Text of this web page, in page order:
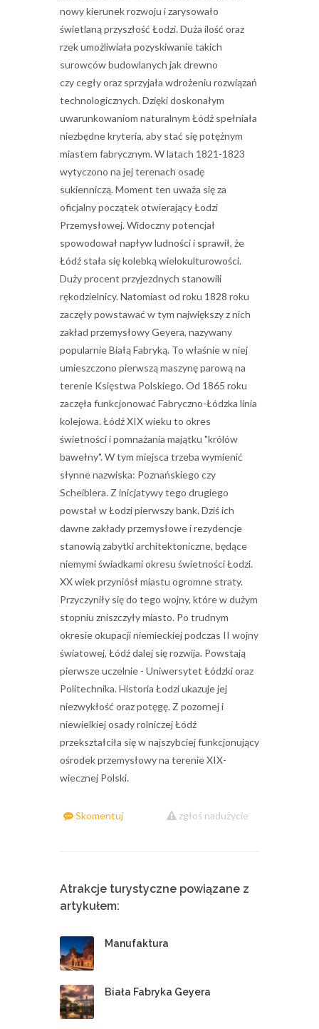
nowy kierunek rozwoju i zarysowało
świetlaną przyszłość Łodzi. Duża ilość oraz
rzek umożliwiała pozyskiwanie takich
surowców budowlanych jak drewno
czy cegły oraz sprzyjała wdrożeniu rozwiązań
technologicznych. Dzięki doskonałym
uwarunkowaniom naturalnym Łódź spełniała
niezbędne kryteria, aby stać się potężnym
miastem fabrycznym. W latach 1821-1823
wytyczono na jej terenach osadę
sukienniczą. Moment ten uważa się za
oficjalny początek otwierający Łodzi
Przemysłowej. Widoczny potencjał
spowodował napływ ludności i sprawił, że
Łódź stała się kolebką wielokulturowości.
Duży procent przyjezdnych stanowili
rękodzielnicy. Natomiast od roku 1828 roku
zaczęły powstawać w tym największy z nich
zakład przemysłowy Geyera, nazywany
popularnie Białą Fabryką. To właśnie w niej
umieszczono pierwszą maszynę parową na
terenie Księstwa Polskiego. Od 1865 roku
zaczęła funkcjonować Fabryczno-Łódzka linia
kolejowa. Łódź XIX wieku to okres
świetności i pomnażania majątku "królów
bawełny". W tym miejsca trzeba wymienić
słynne nazwiska: Poznańskiego czy
Scheiblera. Z inicjatywy tego drugiego
powstał w Łodzi pierwszy bank. Dziś ich
dawne zakłady przemysłowe i rezydencje
stanowią zabytki architektoniczne, będące
niemymi świadkami okresu świetności Łodzi.
XX wiek przyniósł miastu ogromne straty.
Przyczyniły się do tego wojny, które w dużym
stopniu zniszczyły miasto. Po trudnym
okresie okupacji niemieckiej podczas II wojny
światowej, Łódź dalej się rozwija. Powstają
pierwsze uczelnie - Uniwersytet Łódzki oraz
Politechnika. Historia Łodzi ukazuje jej
niezwykłość oraz potęgę. Z pozornej i
niewielkiej osady rolniczej Łódź
przekształciła się w najszybciej funkcjonujący
ośrodek przemysłowy na terenie XIX-
wiecznej Polski.
Skomentuj zgłoś nadużycie
Atrakcje turystyczne powiązane z
artykułem:
Manufaktura
Biała Fabryka Geyera